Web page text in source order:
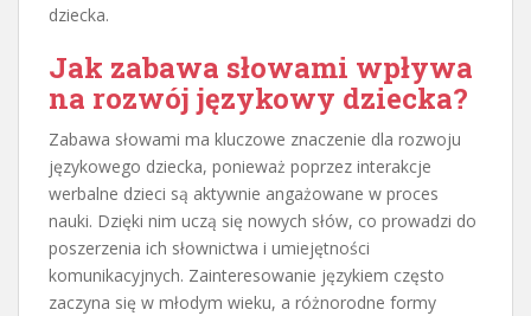
dziecka.
Jak zabawa słowami wpływa
na rozwój językowy dziecka?
Zabawa słowami ma kluczowe znaczenie dla rozwoju
językowego dziecka, ponieważ poprzez interakcje
werbalne dzieci są aktywnie angażowane w proces
nauki. Dzięki nim uczą się nowych słów, co prowadzi do
poszerzenia ich słownictwa i umiejętności
komunikacyjnych. Zainteresowanie językiem często
zaczyna się w młodym wieku, a różnorodne formy